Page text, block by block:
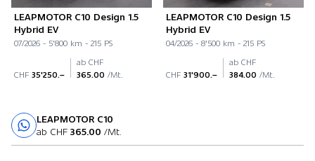
LEAPMOTOR C10 Design 1.5
Hybrid EV
07/2026 - 5'800 km - 215 PS
CHF 35'250.–
ab CHF
365.00 /Mt.
LEAPMOTOR C10 Design 1.5
Hybrid EV
04/2026 - 8'500 km - 215 PS
CHF 31'900.–
ab CHF
384.00 /Mt.
LEAPMOTOR C10
ab CHF 365.00 /Mt.